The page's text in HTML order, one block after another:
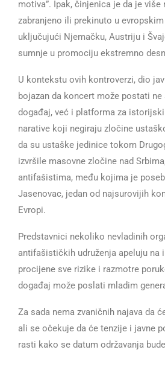
motiva”. Ipak, činjenica je da je
zabranjeno ili prekinuto u
uključujući Njemačku, Austriju i
sumnje u promociju ekstremno
U kontekstu ovih kontroverzi, dio
bojazan da koncert može postati
događaj, već i platforma za
narative koji negiraju zločine
da su ustaške jedinice tokom
izvršile masovne zločine nad
antifašistima, među kojima je
Jasenovac, jedan od najsurovijih
Evropi.
Predstavnici nekoliko nevladinih
antifašističkih udruženja apeluju na
procijene sve rizike i razmotre
događaj može poslati mladim
Za sada nema zvaničnih najava da
ali se očekuje da će tenzije i javne
rasti kako se datum održavanja